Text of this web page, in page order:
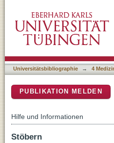
Lymphoblastic
Universitätsbibliographie → 4
PUBLIKATION MELDEN
Hilfe und Informationen
Stöbern